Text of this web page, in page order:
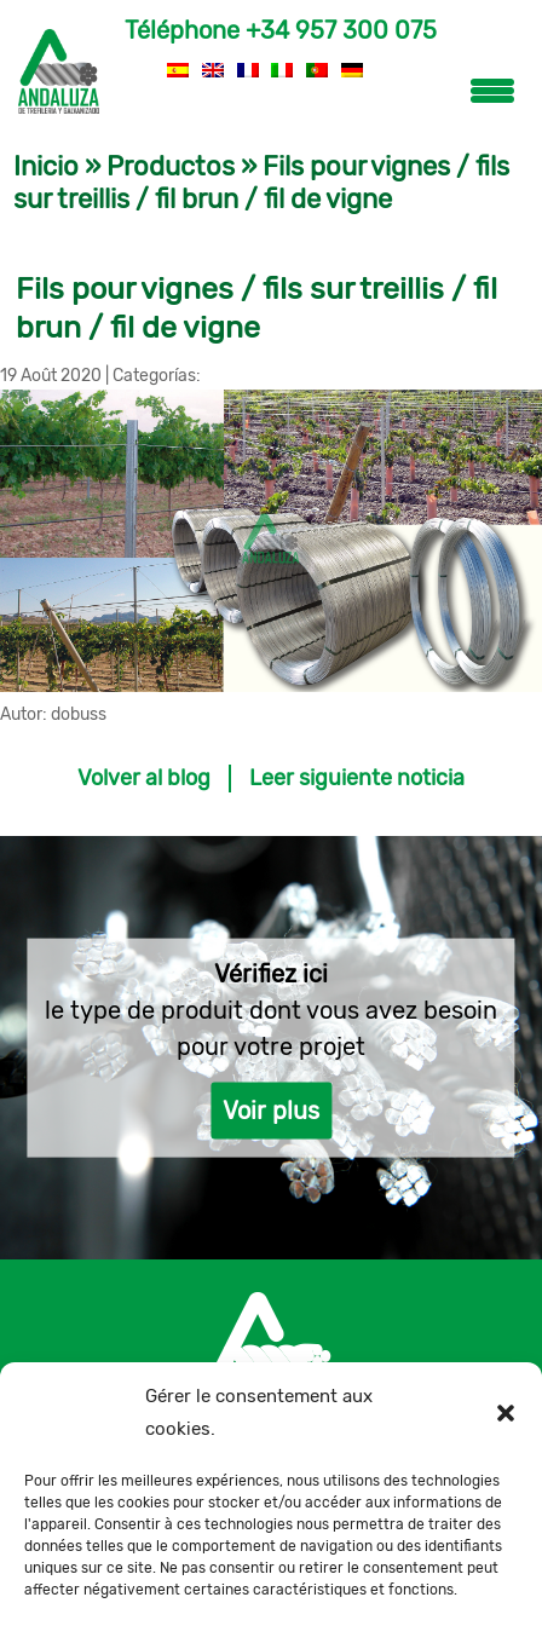
Gérer le consentement aux
cookies.
Pour offrir les meilleures expériences, nous utilisons des technologies
telles que les cookies pour stocker et/ou accéder aux informations de
l'appareil. Consentir à ces technologies nous permettra de traiter des
données telles que le comportement de navigation ou des identifiants
uniques sur ce site. Ne pas consentir ou retirer le consentement peut
affecter négativement certaines caractéristiques et fonctions.
Téléphone +34 957 300 075
Inicio » Productos» Fils pour vignes / fils
sur treillis / fil brun / fil de vigne
Fils pour vignes / fils sur treillis / fil
brun / fil de vigne
19 Août 2020 Categorías:
Autor: dobuss
Volver al blog Leer siguiente noticia
Vérifiez ici
le type de produit dont vous avez besoin
pour votre projet
Voir plus
+34 957 300 075
Ctra. de la Paz, s/n, 14100, La Carlota, Córdoba,
España